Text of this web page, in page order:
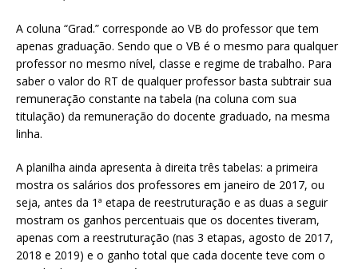
A coluna “Grad.” corresponde ao VB do professor que tem
apenas graduação. Sendo que o VB é o mesmo para qualquer
professor no mesmo nível, classe e regime de trabalho. Para
saber o valor do RT de qualquer professor basta subtrair sua
remuneração constante na tabela (na coluna com sua
titulação) da remuneração do docente graduado, na mesma
linha.
A planilha ainda apresenta à direita três tabelas: a primeira
mostra os salários dos professores em janeiro de 2017, ou
seja, antes da 1ª etapa de reestruturação e as duas a seguir
mostram os ganhos percentuais que os docentes tiveram,
apenas com a reestruturação (nas 3 etapas, agosto de 2017,
2018 e 2019) e o ganho total que cada docente teve com o